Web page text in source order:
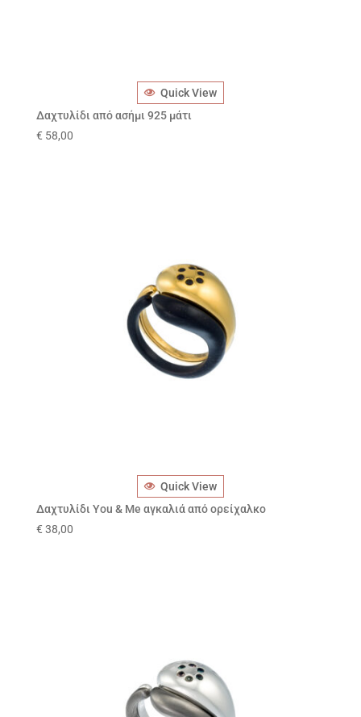
Quick View
Δαχτυλίδι από ασήμι 925 μάτι
€ 58,00
Quick View
Δαχτυλίδι You & Me αγκαλιά από ορείχαλκο
€ 38,00